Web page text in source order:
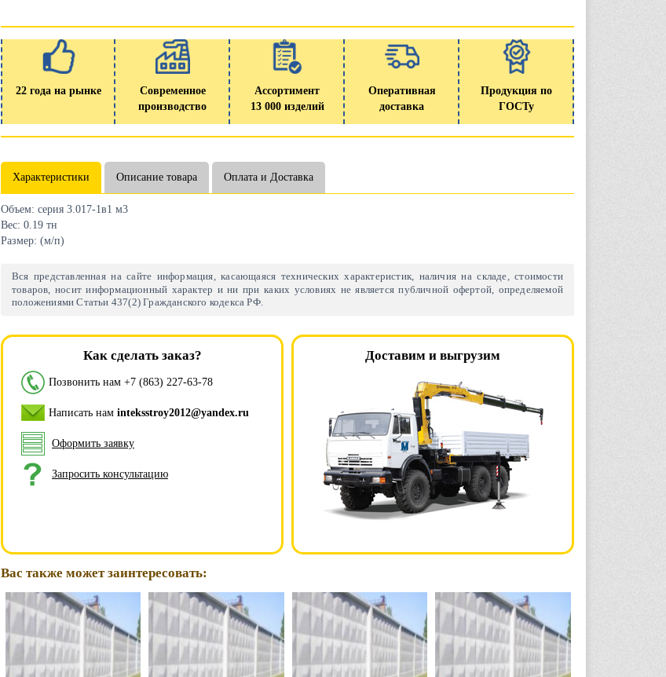
22 года на рынке
Современное
производство
Ассортимент
13 000 изделий
Оперативная
доставка
Продукция по
ГОСТу
Характеристики Описание товара Оплата и Доставка
Объем: серия 3.017-1в1 м3
Вес: 0.19 тн
Размер: (м/п)
Вся представленная на сайте информация, касающаяся технических характеристик, наличия на складе, стоимости
товаров, носит информационный характер и ни при каких условиях не является публичной офертой, определяемой
положениями Статьи 437(2) Гражданского кодекса РФ.
Как сделать заказ?
Позвонить нам +7 (863) 227-63-78
Написать нам inteksstroy2012@yandex.ru
Оформить заявку
Запросить консультацию
Доставим и выгрузим
Вас также может заинтересовать: